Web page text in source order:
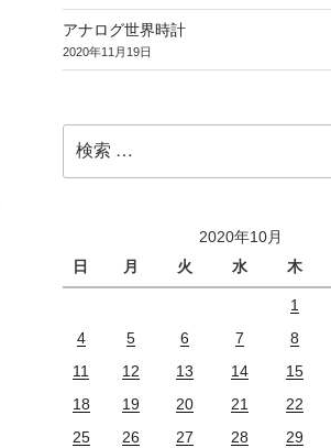
アナログ世界時計
2020年11月19日
索:
2020年10月
日
月 火 水 木
1
4
5 6 7 8
11
12 13 14 15
18
19 20 21 22
25
26 27 28 29